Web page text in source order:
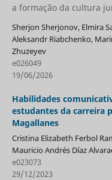
a formação da cultura
Sherjon Sherjonov, Elmira
Aleksandr Riabchenko,
Zhuzeyev
e026049
19/06/2026
Habilidades
estudantes da carreira
Magallanes
Cristina Elizabeth Ferbol
Mauricio Andrés Díaz
e023073
29/12/2023